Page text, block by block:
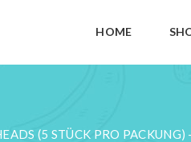
HOME
(5 STÜCK PRO PACKUNG)